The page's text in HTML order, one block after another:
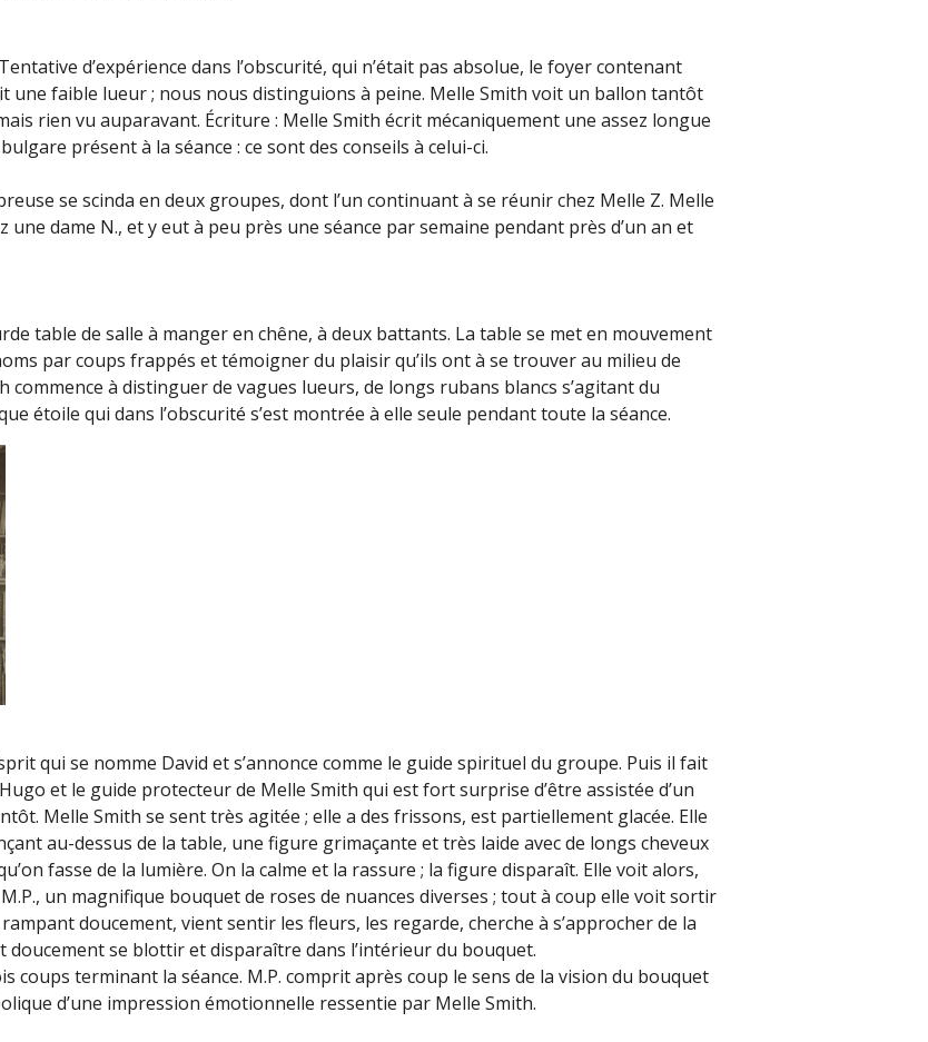
d’expérience dans l’obscurité, qui n’était pas absolue, le foyer contenant
une faible lueur ; nous nous distinguions à peine. Melle Smith voit un ballon tantôt
rien vu auparavant. Écriture : Melle Smith écrit mécaniquement une assez longue
présent à la séance : ce sont des conseils à celui-ci.
se scinda en deux groupes, dont l’un continuant à se réunir chez Melle Z. Melle
une dame N., et y eut à peu près une séance par semaine pendant près d’un an et
table de salle à manger en chêne, à deux battants. La table se met en mouvement
par coups frappés et témoigner du plaisir qu’ils ont à se trouver au milieu de
commence à distinguer de vagues lueurs, de longs rubans blancs s’agitant du
étoile qui dans l’obscurité s’est montrée à elle seule pendant toute la séance.
qui se nomme David et s’annonce comme le guide spirituel du groupe. Puis il fait
et le guide protecteur de Melle Smith qui est fort surprise d’être assistée d’un
Melle Smith se sent très agitée ; elle a des frissons, est partiellement glacée. Elle
au-dessus de la table, une figure grimaçante et très laide avec de longs cheveux
fasse de la lumière. On la calme et la rassure ; la figure disparaît. Elle voit alors,
un magnifique bouquet de roses de nuances diverses ; tout à coup elle voit sortir
doucement, vient sentir les fleurs, les regarde, cherche à s’approcher de la
doucement se blottir et disparaître dans l’intérieur du bouquet.
coups terminant la séance. M.P. comprit après coup le sens de la vision du bouquet
d’une impression émotionnelle ressentie par Melle Smith.